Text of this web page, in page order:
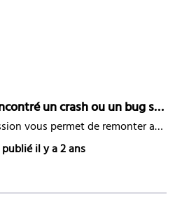
Vous avez rencontré un crash ou un bug sur ANDROID ?
Ce fil de discussion vous permet de remonter aux développeurs les bugs que vous observez sur l’appli CANAL+ via votre SMARTPHONE / TABLETTE ANDROID. Afin de décrire le problème que vous rencontrez, nous vous invitons à préciser systématiquement : Le type de terminal utilisé : SMARTPHONE ou TABLETTE
publié il y a 2 ans